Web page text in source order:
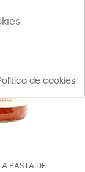
PASTA DE...
de cookies